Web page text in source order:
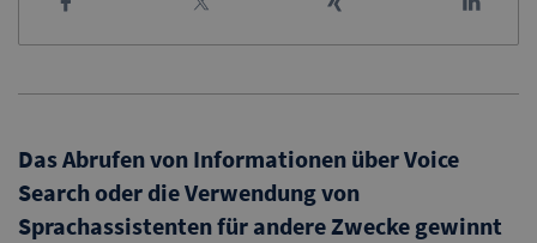
Das Abrufen von Informationen über Voice
Search oder die Verwendung von
Sprachassistenten für andere Zwecke gewinnt